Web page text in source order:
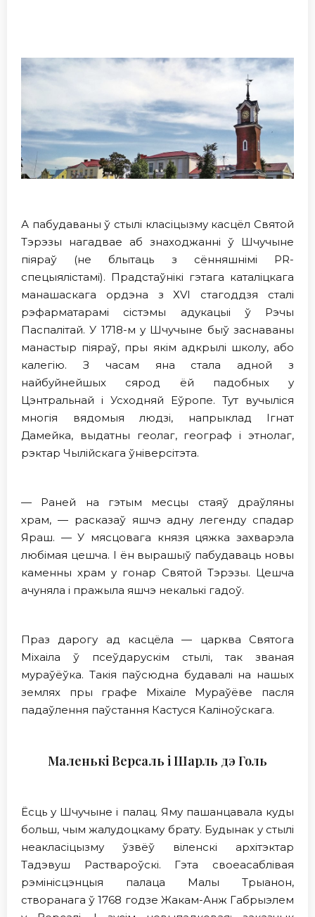
А пабудаваны ў стылі класіцызму касцёл Святой
Тэрэзы нагадвае аб знаходжанні ў Шчучыне
піяраў (не блытаць з сённяшнімі PR-
спецыялістамі). Прадстаўнiкi гэтага каталiцкага
манашаскага ордэна з ХVI стагоддзя сталі
рэфарматарамі сістэмы адукацыі ў Рэчы
Паспалітай. У 1718-м у Шчучыне быў заснаваны
манастыр піяраў, пры якім адкрылі школу, або
калегію. З часам яна стала адной з
найбуйнейшых сярод ёй падобных у
Цэнтральнай і Усходняй Еўропе. Тут вучыліся
многія вядомыя людзі, напрыклад Ігнат
Дамейка, выдатны геолаг, географ і этнолаг,
рэктар Чылійскага ўніверсітэта.
— Раней на гэтым месцы стаяў драўляны
храм, — расказаў яшчэ адну легенду спадар
Яраш. — У мясцовага князя цяжка захварэла
любімая цешча. І ён вырашыў пабудаваць новы
каменны храм у гонар Святой Тэрэзы. Цешча
ачуняла і пражыла яшчэ некалькі гадоў.
Праз дарогу ад касцёла — царква Святога
Міхаіла ў псеўдарускім стылі, так званая
мураўёўка. Такія паўсюдна будавалі на нашых
землях пры графе Міхаіле Мураўёве пасля
падаўлення паўстання Кастуся Каліноўскага.
Маленькі Версаль і Шарль дэ Голь
Ёсць у Шчучыне і палац. Яму пашанцавала куды
больш, чым жалудоцкаму брату. Будынак у стылі
неакласіцызму ўзвёў віленскі архітэктар
Тадэвуш Раствароўскі. Гэта своеасаблівая
рэмінісцэнцыя палаца Малы Трыанон,
створанага ў 1768 годзе Жакам-Анж Габрыэлем